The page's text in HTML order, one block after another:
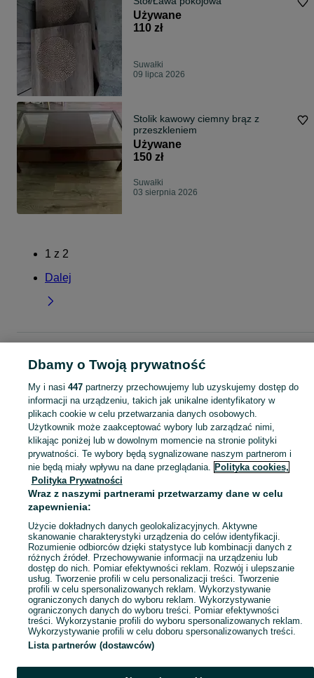
Używane
110 zł
Suwałki
09 lipca 2026
Stolik kawowy ciemny brąz z
przeszkleniem
Używane
150 zł
Suwałki
03 sierpnia 2026
1 z 2
Dalej
ławy - Podlaskie
Stoliki kawowe i ławy - Suwałki
KATEGORIA
Zobacz
Mapa kategorii
Mapa miejscowości
Mapa ministron
Popularne wyszukiwania
Dbamy o Twoją prywatność
My i nasi 447partnerzy przechowujemy lub uzyskujemy dostęp do
informacji na urządzeniu, takich jak unikalne identyfikatory w
plikach cookie w celu przetwarzania danych osobowych.
Użytkownik może zaakceptować wybory lub zarządzać nimi,
klikając poniżej lub w dowolnym momencie na stronie polityki
prywatności. Te wybory będą sygnalizowane naszym partnerom i
nie będą miały wpływu na dane przeglądania. Polityka cookies,
Polityka Prywatności
Wraz z naszymi partnerami przetwarzamy dane w celu
zapewnienia:
Użycie dokładnych danych geolokalizacyjnych. Aktywne
skanowanie charakterystyki urządzenia do celów identyfikacji.
Rozumienie odbiorców dzięki statystyce lub kombinacji danych z
różnych źródeł. Przechowywanie informacji na urządzeniu lub
dostęp do nich. Pomiar efektywności reklam. Rozwój i ulepszanie
usług. Tworzenie profili w celu personalizacji treści. Tworzenie
profili w celu spersonalizowanych reklam. Wykorzystywanie
ograniczonych danych do wyboru reklam. Wykorzystywanie
ograniczonych danych do wyboru treści. Pomiar efektywności
treści. Wykorzystanie profili do wyboru spersonalizowanych reklam.
Wykorzystywanie profili w celu doboru spersonalizowanych treści.
Lista partnerów (dostawców)